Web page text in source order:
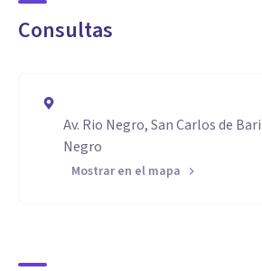
Consultas
Av. Rio Negro, San Carlos de
Negro
Mostrar en el mapa